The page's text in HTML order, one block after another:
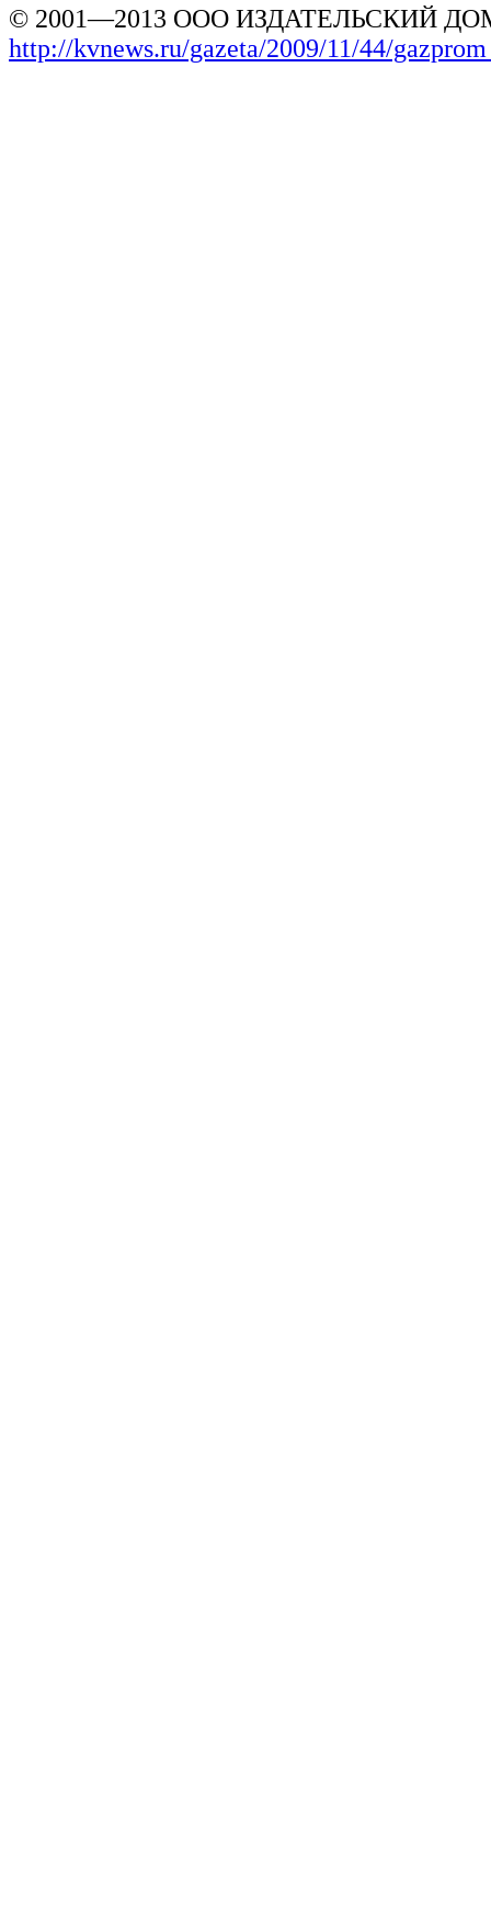
© 2001—2013 ООО ИЗДАТЕЛЬСКИЙ
http://kvnews.ru/gazeta/2009/11/44/